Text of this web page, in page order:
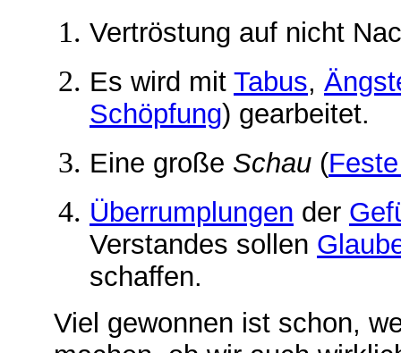
Vertröstung auf nicht
Es wird mit Tabus,
Schöpfung) gearbeitet.
Eine große Schau (
Überrumplungen der
Verstandes sollen
schaffen.
Viel gewonnen ist schon,